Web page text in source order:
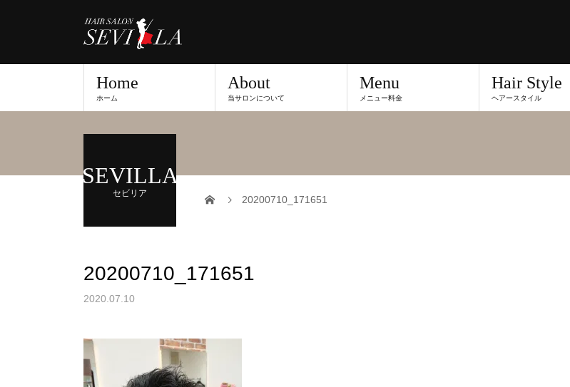
Home
ホーム
About
当サロンについて
Menu
メニュー料金
Hair Style
ヘアースタイル
SEVILLA
セビリア
20200710_171651
20200710_171651
2020.07.10